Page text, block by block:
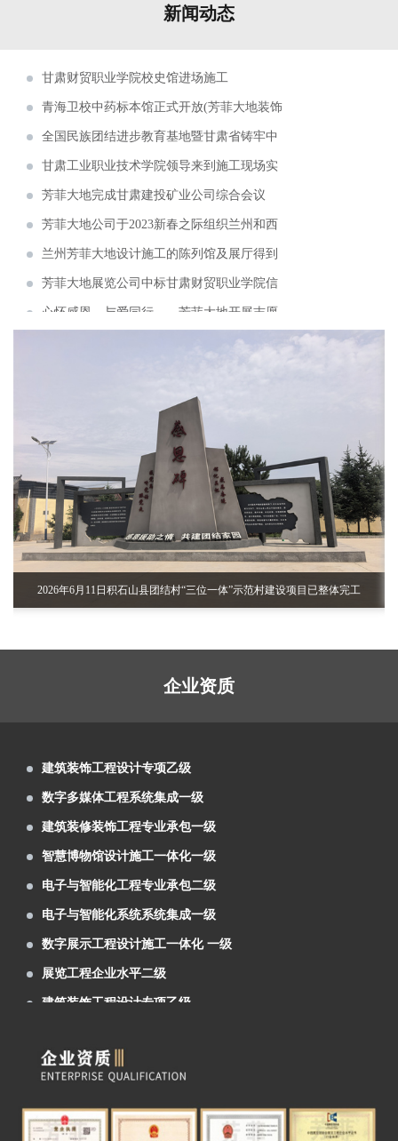
新闻动态
华池农耕文化馆召开项目评审会
青海卫校中药标本馆正式开放(芳菲大地装饰
展览工程有限公司设计施工)
全国民族团结进步教育基地暨甘肃省铸牢中
华民族共同体意识培训基地揭牌仪式在甘肃省法
官学院举行。
甘肃工业职业技术学院领导来到施工现场实
地调研
芳菲大地完成甘肃建投矿业公司综合会议
室、视频室等设计施工
芳菲大地公司于2023新春之际组织兰州和西
安两地同事开启了为期五天的考察学习
兰州芳菲大地设计施工的陈列馆及展厅得到
了专家学者的肯定和好评
芳菲大地展览公司中标甘肃财贸职业学院信
息化校史馆建设项目
心怀感恩，与爱同行——芳菲大地开展志愿
敬老慰问捐赠活动
芳菲大地设计施工的青海省第五人民医院院
芳菲大地完成甘肃一建智能会议室、接待
芳菲大地装饰展览设计施工的张掖数字政府
兰州芳菲大地展览2021年度总结会召开（变
革新升 精艺为公）
芳菲大地展览中标祁连山国家级自然保护区
自然教育与生态体验展馆项目
甘肃省副省长孙雪涛率团参加首届中国（武
汉）文化旅游博览会
芳菲大地圆满完成首届中国（武汉）文化旅
游博览会甘肃主题形象馆设计施工
芳菲大地设计的兰州新区税务局党建展厅、
党员阅览活动室正式交付使用
芳菲大地装饰展览设计施工的庆阳市环县荣
誉馆，于2021年10月8日正式完工
兰州芳菲大地设计施工的陈列馆及展厅得到
文化建设项目顺利完工投入使用
甘肃工业职业技术学院党组书记杨声等领导
工的甘肃展厅，成为本届展会的简约小清新。
移动通信集团 甘肃有限公司张掖分公司 ” 办公
由兰州芳菲大地展览公司设计的佛慈制药公
业技术学院校史馆”于近期中标。
庆祝建党一百周年“陕甘边红色藏品展陈博物
2026年6月11日积石山县团结村“三位一体”示范村建设项目已整体完工
企业资质
展览工程企业水平二级
建筑装饰工程设计专项乙级
数字多媒体工程系统集成一级
建筑装修装饰工程专业承包一级
智慧博物馆设计施工一体化一级
电子与智能化系统系统集成一级
数字展示工程设计施工一体化 一级
数字多媒体工程系统集成一级
建筑装修装饰工程专业承包一级
智慧博物馆设计施工一体化一级
电子与智能化工程专业承包二级
电子与智能化系统系统集成一级
数字展示工程设计施工一体化 一级
展览工程企业水平二级
建筑装饰工程设计专项乙级
数字多媒体工程系统集成一级
智慧博物馆设计施工一体化一级
电子与智能化系统系统集成一级